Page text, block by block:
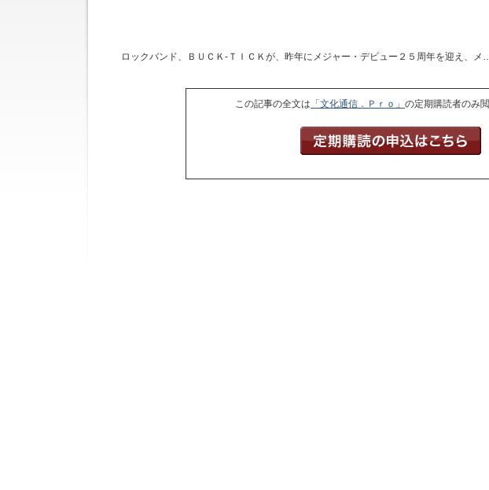
ロックバンド、ＢＵＣＫ‐ＴＩＣＫが、昨年にメジャー・デビュー２５周年を迎え、
この記事の全文は 「文化通信．Ｐｒｏ」 の定期購読者のみ